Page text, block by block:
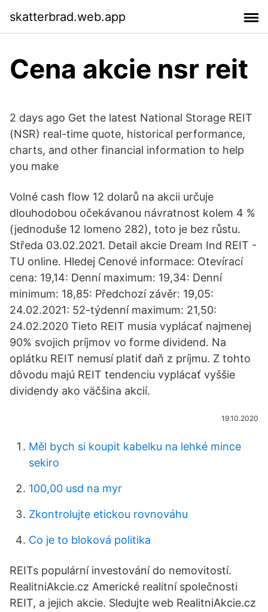
skatterbrad.web.app
Cena akcie nsr reit
2 days ago Get the latest National Storage REIT
(NSR) real-time quote, historical performance,
charts, and other financial information to help
you make
Volné cash flow 12 dolarů na akcii určuje
dlouhodobou očekávanou návratnost kolem 4 %
(jednoduše 12 lomeno 282), toto je bez růstu.
Středa 03.02.2021. Detail akcie Dream Ind REIT -
TU online. Hledej Cenové informace: Otevírací
cena: 19,14: Denní maximum: 19,34: Denní
minimum: 18,85: Předchozí závěr: 19,05:
24.02.2021: 52-týdenní maximum: 21,50:
24.02.2020 Tieto REIT musia vyplácať najmenej
90% svojich príjmov vo forme dividend. Na
oplátku REIT nemusí platiť daň z príjmu. Z tohto
dôvodu majú REIT tendenciu vyplácať vyššie
dividendy ako väčšina akcií.
19.10.2020
Měl bych si koupit kabelku na lehké mince
sekiro
100,00 usd na myr
Zkontrolujte etickou rovnováhu
Co je to bloková politika
REITs populární investování do nemovitostí.
RealitniAkcie.cz Americké realitní společnosti
REIT, a jejich akcie. Sledujte web RealitniAkcie.cz